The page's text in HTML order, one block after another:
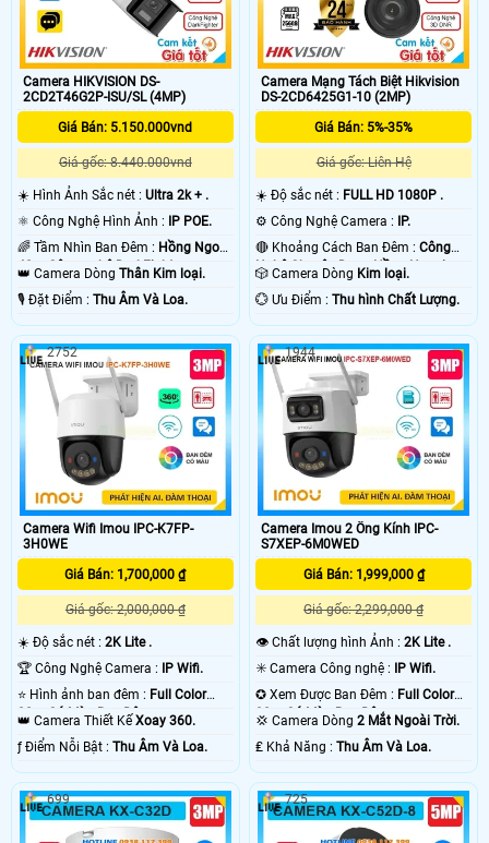
Camera HIKVISION DS-
2CD2T46G2P-ISU/SL (4MP)
Giá Bán: 5.150.000vnd
Giá gốc: 8.440.000vnd
☀️ Hình Ảnh Sắc nét : Ultra 2k + .
⚛️ Công Nghệ Hình Ảnh : IP POE.
🌈 Tầm Nhìn Ban Đêm : Hồng Ngoại
40m Công nghệ DarkFighter.
👑 Camera Dòng Thân Kim loại.
️🎙 Đặt Điểm : Thu Âm Và Loa.
Camera Mạng Tách Biệt Hikvision
DS-2CD6425G1-10 (2MP)
Giá Bán: 5%-35%
Giá gốc: Liên Hệ
☀️ Độ sắc nét : FULL HD 1080P .
⚙ Công Nghệ Camera : IP.
🔴 Khoảng Cách Ban Đêm :Công
Nghệ Chuyên Dụng Hồng Ngoại
Smart IR.
🎲 Camera Dòng Kim loại.
️💮 Ưu Điểm :Thu hình Chất Lượng.
Camera Wifi Imou IPC-K7FP-
3H0WE
Giá Bán: 1,700,000 ₫
Giá gốc: 2,000,000 ₫
☀️ Độ sắc nét : 2K Lite .
🏆 Công Nghệ Camera :
IP Wifi.
⭐ Hình ảnh ban đêm : Full Color
30m Có Màu Ban Ðêm.
👑 Camera Thiết Kế Xoay 360.
️ƒ Điểm Nỗi Bật : Thu Âm Và Loa.
2752
Camera Imou 2 Ống Kính IPC-
S7XEP-6M0WED
Giá Bán: 1,999,000 ₫
Giá gốc: 2,299,000 ₫
👁 Chất lượng hình Ảnh :2K Lite .
✳️ Camera Công nghệ :
IP Wifi.
✪ Xem Được Ban Đêm : Full Color
30m Có Màu Ban Ðêm.
💢 Camera Dòng2 Mắt Ngoài Trời.
️₤ Khả Năng :Thu Âm Và Loa.
1944
699 725